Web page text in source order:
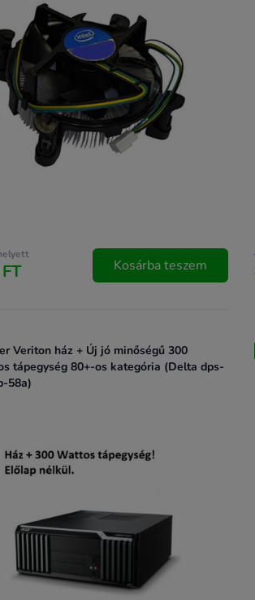
Kosárba teszem
Veriton ház + Új jó minőségű 300
tápegység 80+-os kategória (Delta dps-
58a)